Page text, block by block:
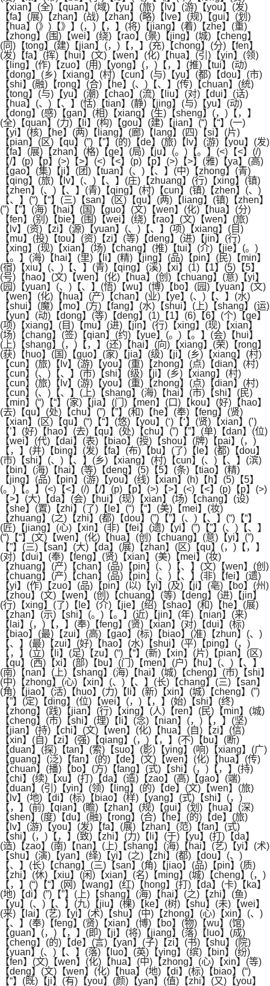
【xian】(全)【quan】(域)【yu】(旅)【lv】(游)【you】(发)
【fa】(展)【zhan】(战)【zhan】(略)【lve】(规)【gui】(划)
【hua】(》)【》】(，)【，】(将)【jiang】(着)【zhe】(重)
【zhong】(围)【wei】(绕)【rao】(景)【jing】(城)【cheng】
(同)【tong】(建)【jian】(，)【，】(充)【chong】(分)【fen】
(发)【fa】(挥)【hui】(文)【wen】(化)【hua】(引)【yin】(领)
【ling】(作)【zuo】(用)【yong】(，)【，】(推)【tui】(动)
【dong】(乡)【xiang】(村)【cun】(与)【yu】(都)【dou】(市)
【shi】(融)【rong】(合)【he】(、)【、】(传)【chuan】(统)
【tong】(与)【yu】(潮)【chao】(流)【liu】(对)【dui】(话)
【hua】(、)【、】(恬)【tian】(静)【jing】(与)【yu】(动)
【dong】(感)【gan】(相)【xiang】(生)【sheng】(，)【，】
(全)【quan】(力)【li】(构)【gou】(建)【jian】(“)【“】(一)
【yi】(核)【he】(两)【liang】(廊)【lang】(四)【si】(片)
【pian】(区)【qu】(”)【”】(的)【de】(旅)【lv】(游)【you】(发)
【fa】(展)【zhan】(格)【ge】(局)【ju】(。)【。】(<)【<】(/)
【/】(p)【p】(>)【>】(<)【<】(p)【p】(>)【>】(雅)【ya】(高)
【gao】(集)【ji】(团)【tuan】(、)【、】(中)【zhong】(青)
【qing】(旅)【lv】(、)【、】(庄)【zhuang】(行)【xing】(镇)
【zhen】(、)【、】(青)【qing】(村)【cun】(镇)【zhen】(、)
【、】(“)【“】(三)【san】(区)【qu】(两)【liang】(镇)【zhen】
(”)【”】(海)【hai】(国)【guo】(文)【wen】(化)【hua】(分)
【fen】(别)【bie】(围)【wei】(绕)【rao】(文)【wen】(旅)
【lv】(资)【zi】(源)【yuan】(、)【、】(项)【xiang】(目)
【mu】(投)【tou】(资)【zi】(等)【deng】(进)【jin】(行)
【xing】(现)【xian】(场)【chang】(推)【tui】(介)【jie】(。)
【。】(海)【hai】(里)【li】(精)【jing】(品)【pin】(民)【min】
(宿)【xiu】(、)【、】(青)【qing】(溪)【xi】(1)【1】(5)【5】
(号)【hao】(文)【wen】(化)【hua】(创)【chuang】(意)【yi】
(园)【yuan】(、)【、】(悟)【wu】(博)【bo】(园)【yuan】(文)
【wen】(化)【hua】(产)【chan】(业)【ye】(、)【、】(水)
【shui】(魔)【mo】(方)【fang】(水)【shui】(上)【shang】(运)
【yun】(动)【dong】(等)【deng】(1)【1】(6)【6】(个)【ge】
(项)【xiang】(目)【mu】(进)【jin】(行)【xing】(现)【xian】
(场)【chang】(签)【qian】(约)【yue】(。)【。】(会)【hui】
(上)【shang】(，)【，】(还)【hai】(向)【xiang】(荣)【rong】
(获)【huo】(国)【guo】(家)【jia】(级)【ji】(乡)【xiang】(村)
【cun】(旅)【lv】(游)【you】(重)【zhong】(点)【dian】(村)
【cun】(、)【、】(市)【shi】(级)【ji】(乡)【xiang】(村)
【cun】(旅)【lv】(游)【you】(重)【zhong】(点)【dian】(村)
【cun】(、)【、】(上)【shang】(海)【hai】(市)【shi】(民)
【min】(“)【“】(家)【jia】(门)【men】(口)【kou】(好)【hao】
(去)【qu】(处)【chu】(”)【”】(和)【he】(奉)【feng】(贤)
【xian】(区)【qu】(“)【“】(悠)【you】(‘)【‘】(贤)【xian】(’)
【’】(好)【hao】(去)【qu】(处)【chu】(”)【”】(单)【dan】(位)
【wei】(代)【dai】(表)【biao】(授)【shou】(牌)【pai】(，)
【，】(并)【bing】(发)【fa】(布)【bu】(了)【le】(都)【dou】
(市)【shi】(、)【、】(乡)【xiang】(村)【cun】(、)【、】(滨)
【bin】(海)【hai】(等)【deng】(5)【5】(条)【tiao】(精)
【jing】(品)【pin】(游)【you】(线)【xian】(h)【h】(5)【5】
(。)【。】(<)【<】(/)【/】(p)【p】(>)【>】(<)【<】(p)【p】(>)
【>】(大)【da】(会)【hui】(现)【xian】(场)【chang】(设)
【she】(置)【zhi】(了)【le】(“)【“】(美)【mei】(妆)
【zhuang】(之)【zhi】(都)【dou】(”)【”】(、)【、】(“)【“】
(匠)【jiang】(心)【xin】(非)【fei】(遗)【yi】(”)【”】(、)【、】
(“)【“】(文)【wen】(化)【hua】(创)【chuang】(意)【yi】(”)
【”】(三)【san】(大)【da】(展)【zhan】(区)【qu】(，)【，】
(对)【dui】(奉)【feng】(贤)【xian】(美)【mei】(妆)
【zhuang】(产)【chan】(品)【pin】(、)【、】(文)【wen】(创)
【chuang】(产)【chan】(品)【pin】(、)【、】(非)【fei】(遗)
【yi】(作)【zuo】(品)【pin】(以)【yi】(及)【ji】(亳)【bo】(州)
【zhou】(文)【wen】(创)【chuang】(等)【deng】(进)【jin】
(行)【xing】(了)【le】(介)【jie】(绍)【shao】(和)【he】(展)
【zhan】(示)【shi】(。)【。】(近)【jin】(年)【nian】(来)
【lai】(，)【，】(奉)【feng】(贤)【xian】(对)【dui】(标)
【biao】(最)【zui】(高)【gao】(标)【biao】(准)【zhun】(、)
【、】(最)【zui】(好)【hao】(水)【shui】(平)【ping】(，)
【，】(立)【li】(足)【zu】(“)【“】(新)【xin】(片)【pian】(区)
【qu】(西)【xi】(部)【bu】(门)【men】(户)【hu】(、)【、】
(南)【nan】(上)【shang】(海)【hai】(城)【cheng】(市)【shi】
(中)【zhong】(心)【xin】(、)【、】(长)【chang】(三)【san】
(角)【jiao】(活)【huo】(力)【li】(新)【xin】(城)【cheng】(”)
【”】(定)【ding】(位)【wei】(，)【，】(始)【shi】(终)
【zhong】(践)【jian】(行)【xing】(人)【ren】(民)【min】(城)
【cheng】(市)【shi】(理)【li】(念)【nian】(，)【，】(坚)
【jian】(持)【chi】(文)【wen】(化)【hua】(自)【zi】(信)
【xin】(自)【zi】(强)【qiang】(，)【，】(不)【bu】(断)
【duan】(探)【tan】(索)【suo】(影)【ying】(响)【xiang】(广)
【guang】(泛)【fan】(的)【de】(文)【wen】(化)【hua】(传)
【chuan】(播)【bo】(方)【fang】(式)【shi】(，)【，】(持)
【chi】(续)【xu】(打)【da】(造)【zao】(高)【gao】(端)
【duan】(引)【yin】(领)【ling】(的)【de】(文)【wen】(旅)
【lv】(地)【di】(标)【biao】(样)【yang】(式)【shi】(，)
【，】(前)【qian】(瞻)【zhan】(规)【gui】(划)【hua】(深)
【shen】(度)【du】(融)【rong】(合)【he】(的)【de】(旅)
【lv】(游)【you】(发)【fa】(展)【zhan】(范)【fan】(式)
【shi】(，)【，】(致)【zhi】(力)【li】(于)【yu】(打)【da】
(造)【zao】(南)【nan】(上)【shang】(海)【hai】(艺)【yi】(术)
【shu】(演)【yan】(绎)【yi】(之)【zhi】(都)【dou】(、)
【、】(长)【chang】(三)【san】(角)【jiao】(品)【pin】(质)
【zhi】(休)【xiu】(闲)【xian】(名)【ming】(城)【cheng】(，)
【，】(“)【“】(网)【wang】(红)【hong】(打)【da】(卡)【ka】
(地)【di】(”)【”】(上)【shang】(海)【hai】(之)【zhi】(鱼)
【yu】(、)【、】(九)【jiu】(棵)【ke】(树)【shu】(未)【wei】
(来)【lai】(艺)【yi】(术)【shu】(中)【zhong】(心)【xin】(、)
【、】(奉)【feng】(贤)【xian】(博)【bo】(物)【wu】(馆)
【guan】(，)【，】(即)【ji】(将)【jiang】(落)【luo】(成)
【cheng】(的)【de】(言)【yan】(子)【zi】(书)【shu】(院)
【yuan】(、)【、】(落)【luo】(英)【ying】(缤)【bin】(纷)
【fen】(文)【wen】(化)【hua】(中)【zhong】(心)【xin】(等)
【deng】(文)【wen】(化)【hua】(地)【di】(标)【biao】(“)
【“】(既)【ji】(有)【you】(颜)【yan】(值)【zhi】(又)【you】